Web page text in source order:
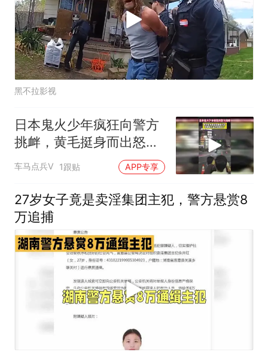
黑不拉影视
日本鬼火少年疯狂向警方
挑衅，黄毛挺身而出怒踹
摩托车
车马点兵V 1跟贴 APP专享
27岁女子竟是卖淫集团主犯，警方悬赏8
万追捕